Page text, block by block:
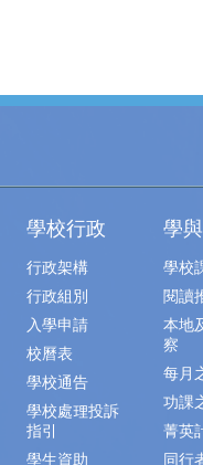
學校行政
行政架構
行政組別
入學申請
校曆表
學校通告
學校處理投訴
指引
學生資助
學
學校
閱讀
本地
察
每月
功課
菁英
同行